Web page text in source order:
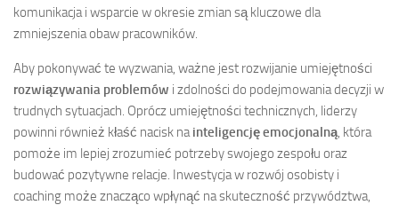
komunikacja i wsparcie w okresie zmian są kluczowe dla
zmniejszenia obaw pracowników.
Aby pokonywać te wyzwania, ważne jest rozwijanie umiejętności
rozwiązywania problemów i zdolności do podejmowania decyzji w
trudnych sytuacjach. Oprócz umiejętności technicznych, liderzy
powinni również kłaść nacisk nainteligencję emocjonalną, która
pomoże im lepiej zrozumieć potrzeby swojego zespołu oraz
budować pozytywne relacje. Inwestycja w rozwój osobisty i
coaching może znacząco wpłynąć na skuteczność przywództwa,